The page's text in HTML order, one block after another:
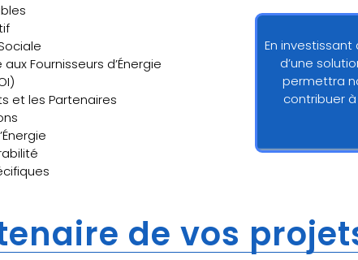
Fournisseurs d’Énergie
et les Partenaires
En investissant
d’une
permettra
contribuer
de vos